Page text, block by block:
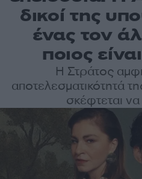
δικοί της
ένας τον
ποιος
Η Στράτος
αποτελεσματικότητά
σκέφτεται